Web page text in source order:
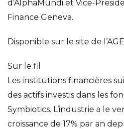
d’AlphaMundi et Vice-
Finance Geneva.
Disponible sur le site de
Sur le fil
Les institutions financières
des actifs investis dans les
Symbiotics. L’industrie a le
croissance de 17% par an